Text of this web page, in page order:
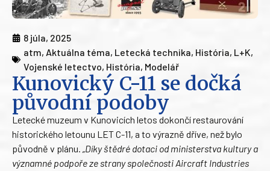
8 júla, 2025
atm, Aktuálna téma, Letecká technika, História, L+K,
Vojenské letectvo, História, Modelář
Kunovický C-11 se dočká
původní podoby
Letecké muzeum v Kunovicích letos dokončí restaurování
historického letounu LET C-11, a to výrazně dříve, než bylo
původně v plánu. „Díky štědré dotaci od ministerstva kultury a
významné podpoře ze strany společnosti Aircraft Industries